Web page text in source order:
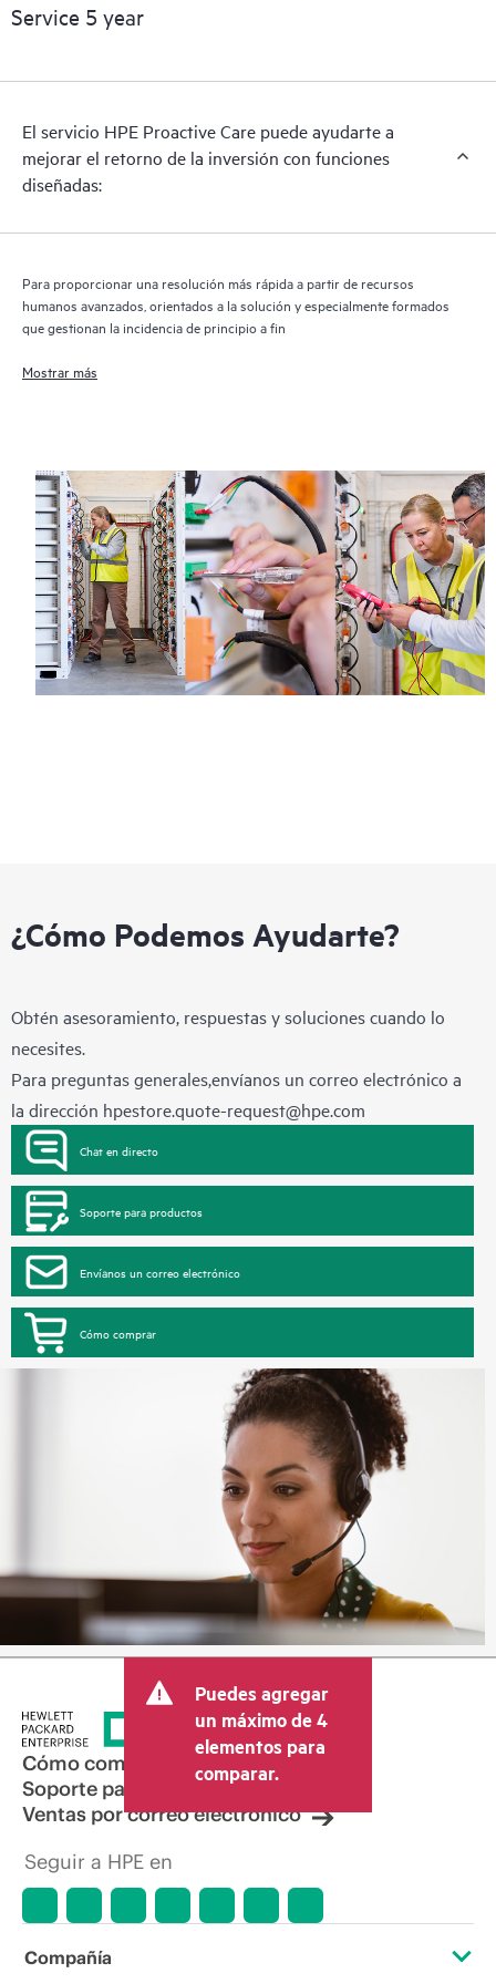
y empresariales.
HPE Proactive Care incluye análisis de las versiones de
proporcionándote una lista de recomendaciones para que tu
infraestructura con cobertura HPE Proactive Care permanezca
en los niveles de revisión recomendados. Recibirás un análisis
Proactive Care, que puede ayudarte a identificar y resolver los
proporciona informes trimestrales de incidentes para ayudarte
a identificar las tendencias de los problemas y evitar que estos
Service 5 year
El servicio HPE Proactive Care puede ayudarte a
mejorar el retorno de la inversión con funciones
diseñadas:
Para proporcionar una resolución más rápida a partir de recursos
humanos avanzados, orientados a la solución y especialmente formados
que gestionan la incidencia de principio a fin
Mostrar más
¿Cómo Podemos Ayudarte?
Obtén asesoramiento, respuestas y soluciones cuando lo
necesites.
Para preguntas generales,envíanos un correo electrónico a
la dirección hpestore.quote-request@hpe.com
Chat en directo
Soporte para productos
Envíanos un correo electrónico
Cómo comprar
Puedes agregar
un máximo de 4
elementos para
comparar.
Cómo comprar
Soporte para productos
Ventas por correo electrónico
Seguir a HPE en
Compañía